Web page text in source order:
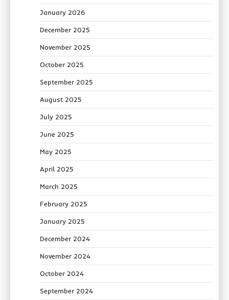
January 2026
December 2025
November 2025
October 2025
September 2025
August 2025
July 2025
June 2025
May 2025
April 2025
March 2025
February 2025
January 2025
December 2024
November 2024
October 2024
September 2024